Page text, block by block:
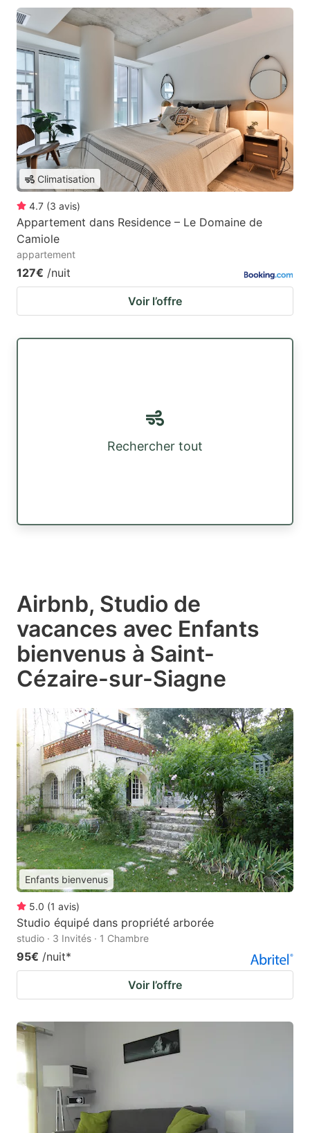
Climatisation
4.7 (3 avis)
Appartement dans Residence – Le Domaine de
Camiole
appartement
127€ /nuit
Voir l’offre
Rechercher tout
Airbnb, Studio de
vacances avec Enfants
bienvenus à Saint-
Cézaire-sur-Siagne
Enfants bienvenus
5.0 (1 avis)
Studio équipé dans propriété arborée
studio · 3 Invités · 1 Chambre
95€ /nuit*
Voir l’offre